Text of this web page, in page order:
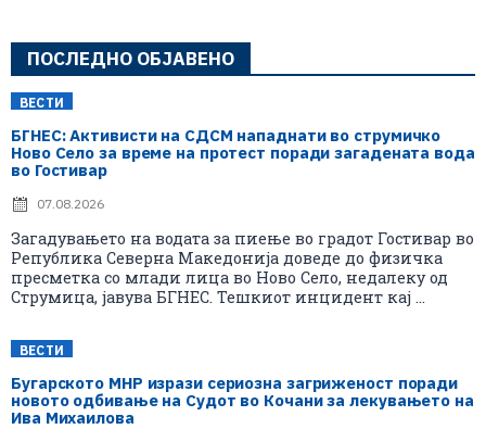
ПОСЛЕДНО ОБЈАВЕНО
ВЕСТИ
БГНЕС: Aктивисти на СДСМ нападнати во струмичко
Ново Село за време на протест поради загадената вода
во Гостивар
07.08.2026
Загадувањето на водата за пиење во градот Гостивар во
Република Северна Македонија доведе до физичка
пресметка со млади лица во Ново Село, недалеку од
Струмица, јавува БГНЕС. Тешкиот инцидент кај ...
ВЕСТИ
Бугарското МНР изрази сериозна загриженост поради
новото одбивање на Судот во Кочани за лекувањето на
Ива Михаилова